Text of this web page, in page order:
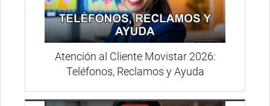
Atención al Cliente Movistar 2026:
Teléfonos, Reclamos y Ayuda